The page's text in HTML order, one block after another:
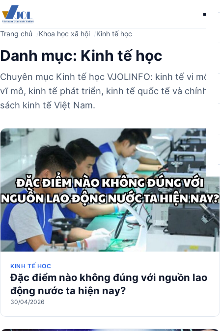
Trang chủ Khoa học xã hội Kinh tế học
Danh mục: Kinh tế học
Chuyên mục Kinh tế học VJOLINFO: kinh tế vi mô,
vĩ mô, kinh tế phát triển, kinh tế quốc tế và chính
sách kinh tế Việt Nam.
KINH TẾ HỌC
Đặc điểm nào không đúng với nguồn lao
động nước ta hiện nay?
30/04/2026